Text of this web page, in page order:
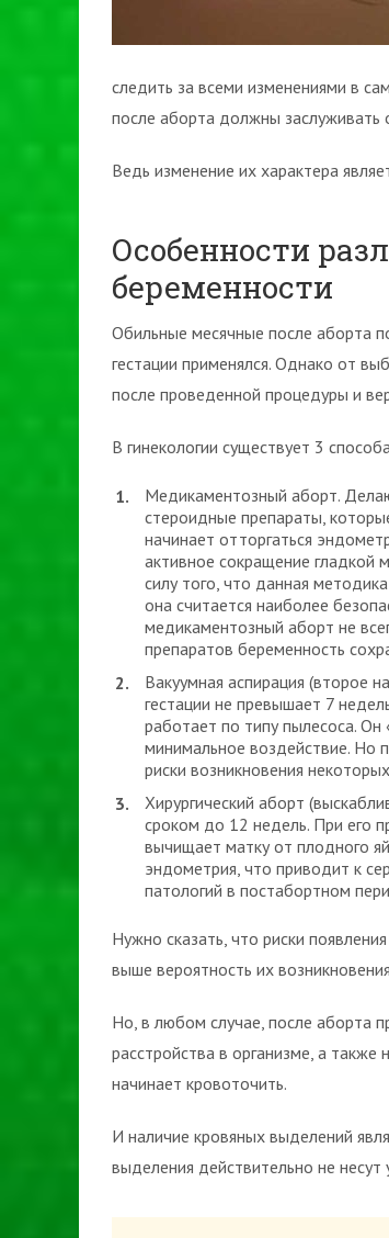
следить за всеми изменениями в
после аборта должны заслуживать
Ведь изменение их характера
Особенности
беременности
Обильные месячные после аборта
гестации применялся. Однако от
после проведенной процедуры и
В гинекологии существует 3
Медикаментозный аборт.
стероидные препараты,
начинает отторгаться
активное сокращение гладкой
силу того, что данная
она считается наиболее
медикаментозный аборт не
препаратов беременность
Вакуумная аспирация (второе
гестации не превышает 7
работает по типу пылесоса. Он
минимальное воздействие. Но
риски возникновения
Хирургический аборт
сроком до 12 недель. При его
вычищает матку от плодного
эндометрия, что приводит к
патологий в постабортном
Нужно сказать, что риски
выше вероятность их
Но, в любом случае, после аборта
расстройства в организме, а также
начинает кровоточить.
И наличие кровяных выделений
выделения действительно не